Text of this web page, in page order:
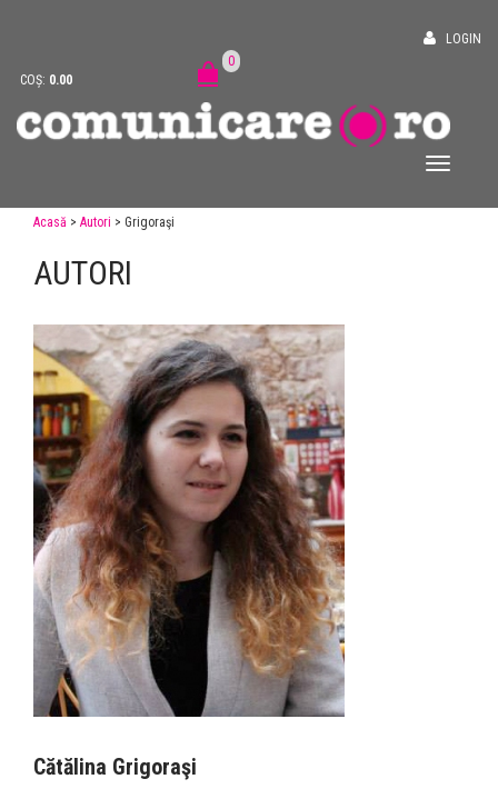
LOGIN
COȘ: 0.00
0
Acasă > Autori > Grigoraşi
AUTORI
Cătălina Grigoraşi